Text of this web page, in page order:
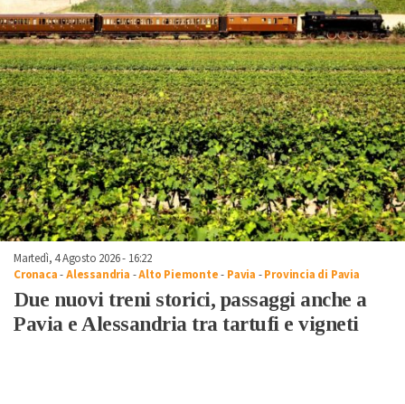
Martedì, 4 Agosto 2026 - 16:22
Cronaca-Alessandria -Alto Piemonte- Pavia -Provincia di Pavia
Due nuovi treni storici, passaggi anche a
Pavia e Alessandria tra tartufi e vigneti